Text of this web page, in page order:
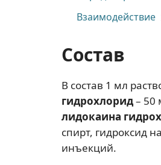
Взаимодействие
Состав
В состав 1 мл
гидрохлорид– 50
лидокаина
спирт, гидроксид
инъекций.